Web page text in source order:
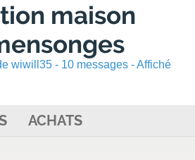
maison
wiwill35 - 10 messages - Affiché
ACHATS